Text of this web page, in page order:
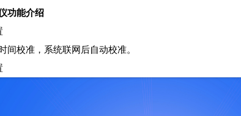
功能介绍
间校准，系统联网后自动校准。